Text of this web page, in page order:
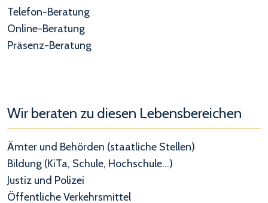
Telefon-Beratung
Online-Beratung
Präsenz-Beratung
Wir beraten zu diesen Lebensbereichen
Ämter und Behörden (staatliche Stellen)
Bildung (KiTa, Schule, Hochschule...)
Justiz und Polizei
Öffentliche Verkehrsmittel